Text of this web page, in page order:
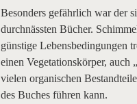
Besonders gefährlich war der
durchnässten Bücher.
günstige Lebensbedingungen
einen Vegetationskörper, auch
vielen organischen
des Buches führen kann.